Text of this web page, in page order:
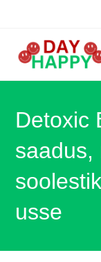
Detoxic
saadus,
usse